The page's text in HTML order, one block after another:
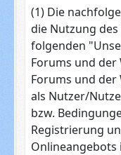
(1) Die
die Nutzung
folgenden
Forums und der
Forums und der
als Nutzer/
bzw.
Registrierung
Onlineangebots